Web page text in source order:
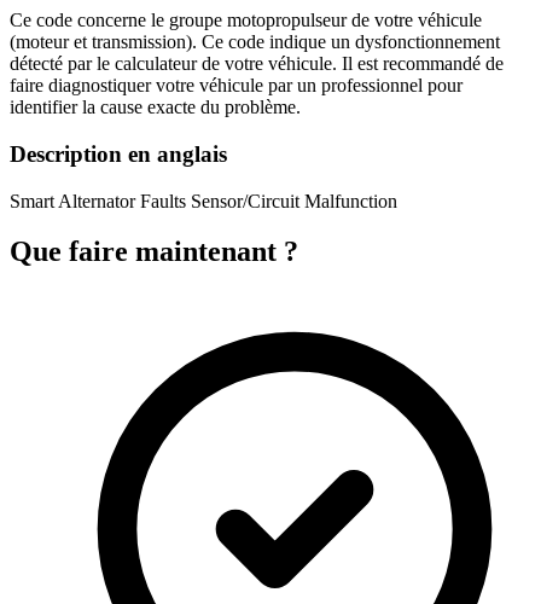
Ce code concerne le groupe motopropulseur de votre véhicule
(moteur et transmission). Ce code indique un dysfonctionnement
détecté par le calculateur de votre véhicule. Il est recommandé de
faire diagnostiquer votre véhicule par un professionnel pour
identifier la cause exacte du problème.
Description en anglais
Smart Alternator Faults Sensor/Circuit Malfunction
Que faire maintenant ?